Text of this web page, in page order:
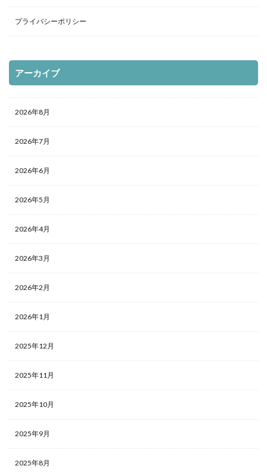
プライバシーポリシー
アーカイブ
2026年8月
2026年7月
2026年6月
2026年5月
2026年4月
2026年3月
2026年2月
2026年1月
2025年12月
2025年11月
2025年10月
2025年9月
2025年8月